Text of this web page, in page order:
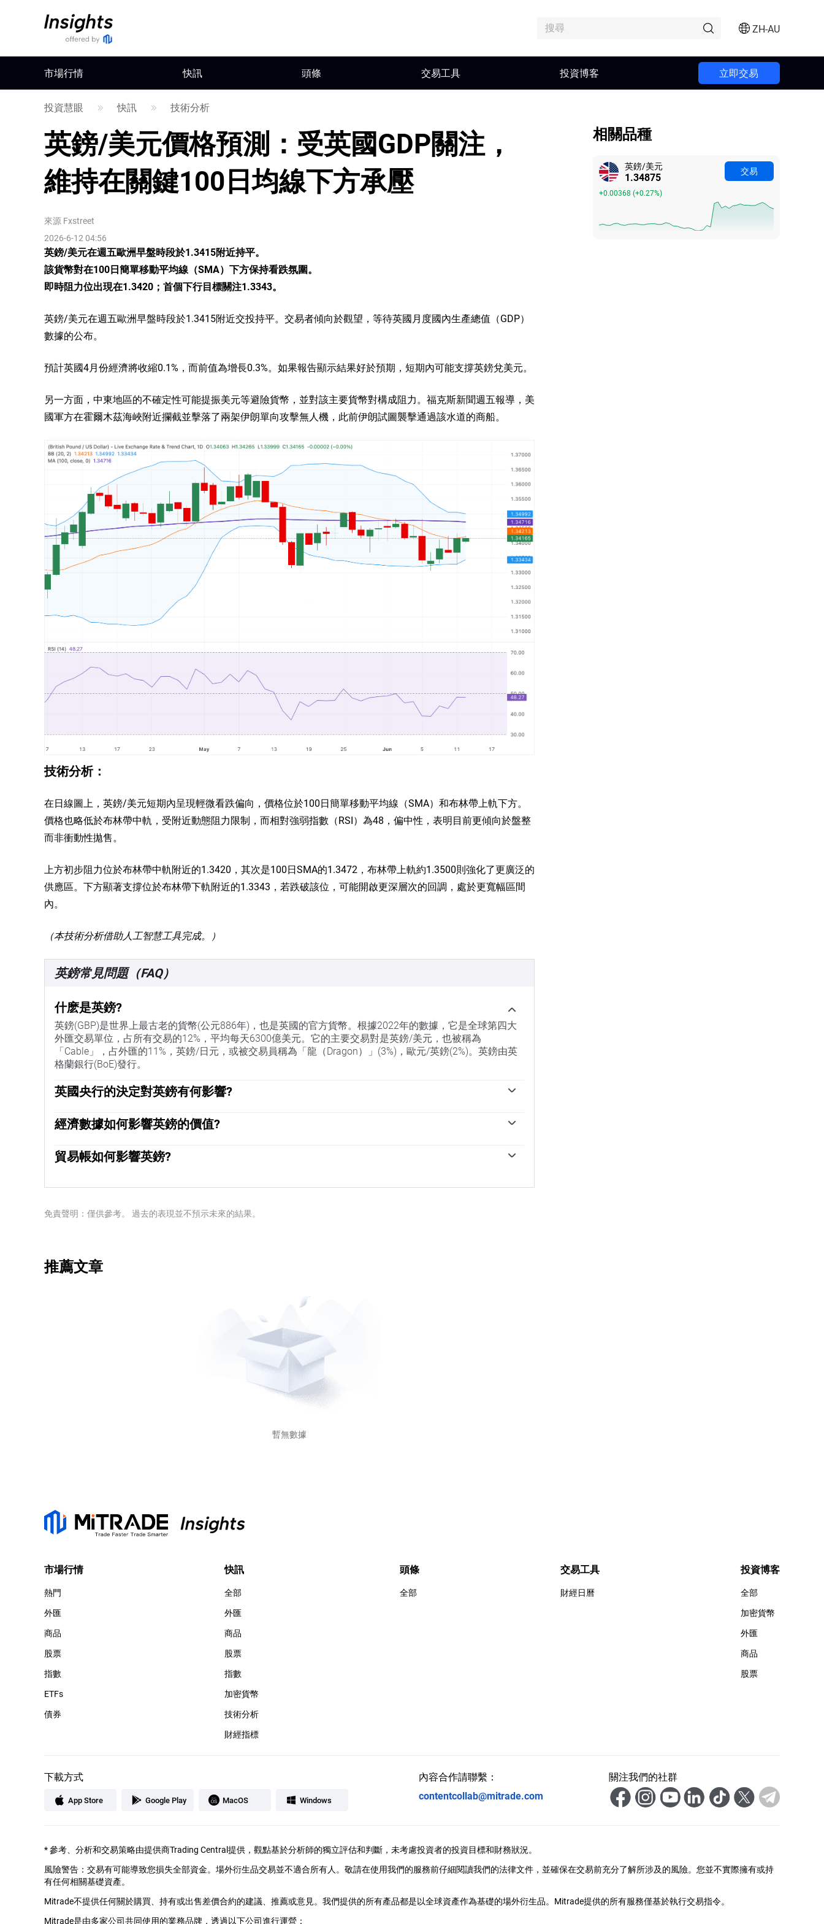
ZH-AU
市場行情 快訊 頭條 交易工具 投資博客 立即交易
投資慧眼 快訊 技術分析
英鎊/美元價格預測：受英國GDP關注，
維持在關鍵100日均線下方承壓
來源 Fxstreet
2026-6-12 04:56
英鎊/美元在週五歐洲早盤時段於1.3415附近持平。
該貨幣對在100日簡單移動平均線（SMA）下方保持看跌氛圍。
即時阻力位出現在1.3420；首個下行目標關注1.3343。
英鎊/美元在週五歐洲早盤時段於1.3415附近交投持平。交易者傾向於觀望，等待英國月度國內生產總值（GDP）
數據的公布。
預計英國4月份經濟將收縮0.1%，而前值為增長0.3%。如果報告顯示結果好於預期，短期內可能支撐英鎊兌美元。
另一方面，中東地區的不確定性可能提振美元等避險貨幣，並對該主要貨幣對構成阻力。福克斯新聞週五報導，美
國軍方在霍爾木茲海峽附近攔截並擊落了兩架伊朗單向攻擊無人機，此前伊朗試圖襲擊通過該水道的商船。
技術分析：
在日線圖上，英鎊/美元短期內呈現輕微看跌偏向，價格位於100日簡單移動平均線（SMA）和布林帶上軌下方。
價格也略低於布林帶中軌，受附近動態阻力限制，而相對強弱指數（RSI）為48，偏中性，表明目前更傾向於盤整
而非衝動性拋售。
上方初步阻力位於布林帶中軌附近的1.3420，其次是100日SMA的1.3472，布林帶上軌約1.3500則強化了更廣泛的
供應區。下方顯著支撐位於布林帶下軌附近的1.3343，若跌破該位，可能開啟更深層次的回調，處於更寬幅區間
內。
（本技術分析借助人工智慧工具完成。）
英鎊常見問題（FAQ）
什麽是英鎊?
英鎊(GBP)是世界上最古老的貨幣(公元886年)，也是英國的官方貨幣。根據2022年的數據，它是全球第四大
外匯交易單位，占所有交易的12%，平均每天6300億美元。它的主要交易對是英鎊/美元，也被稱為
「Cable」，占外匯的11%，英鎊/日元，或被交易員稱為「龍（Dragon）」(3%)，歐元/英鎊(2%)。英鎊由英
格蘭銀行(BoE)發行。
英國央行的決定對英鎊有何影響?
「物價穩定」的主要目標——穩定在2%左右的通脹率。實現這一目標的主要工具是調整利率。當通脹過高時，
為更高的利率使英國成為對全球投資者更具吸引力的投資場所。當通脹降得太低時，這是經濟增長放緩的跡
象。在這種情況下，英國央行將考慮降低利率以降低信貸成本，這樣企業就會借入更多資金，投資於促進增
經濟數據如何影響英鎊的價值?
都可以影響英鎊的走勢。強勁的經濟有利於英鎊。這不僅會吸引更多的外國投資，還可能鼓勵英國央行提高
利率，這將直接推高英鎊。否則，如果經濟數據疲軟，英鎊可能會下跌。」
貿易帳如何影響英鎊?
額。如果一個國家生產非常受歡迎的出口產品，其貨幣將純粹受益於尋求購買這些商品的外國買家所創造的
免責聲明：僅供參考。 過去的表現並不預示未來的結果。
推薦文章
暫無數據
相關品種
英鎊/美元
1.34875
+0.00368 (+0.27%)
交易
市場行情
熱門
外匯
商品
股票
指數
ETFs
債券
快訊
全部
外匯
商品
股票
指數
加密貨幣
技術分析
財經指標
頭條
全部
交易工具
財經日曆
投資博客
全部
加密貨幣
外匯
商品
股票
下載方式
App Store Google Play MacOS Windows
內容合作請聯繫：
contentcollab@mitrade.com
關注我們的社群
*參考、分析和交易策略由提供商Trading Central提供，觀點基於分析師的獨立評估和判斷，未考慮投資者的投資目標和財務狀況。
風險警告：交易有可能導致您損失全部資金。場外衍生品交易並不適合所有人。敬請在使用我們的服務前仔細閱讀我們的法律文件，並確保在交易前充分了解所涉及的風險。您並不實際擁有或持
有任何相關基礎資產。
Mitrade不提供任何關於購買、持有或出售差價合約的建議、推薦或意見。我們提供的所有產品都是以全球資產作為基礎的場外衍生品。Mitrade提供的所有服務僅基於執行交易指令。
Mitrade是由多家公司共同使用的業務品牌，透過以下公司進行運營：